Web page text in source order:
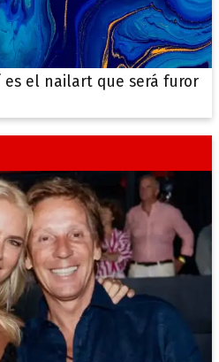
es el nailart que será furor